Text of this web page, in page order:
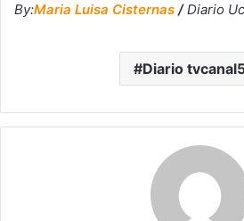
By:Maria Luisa Cisternas /Diario
Diario